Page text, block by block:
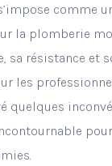
comme
la plomberie
résistance et
les
quelques